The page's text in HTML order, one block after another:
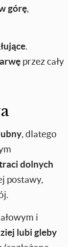
górę,
.
przez cały
, dlatego
dolnych
postawy,
i
lubi gleby